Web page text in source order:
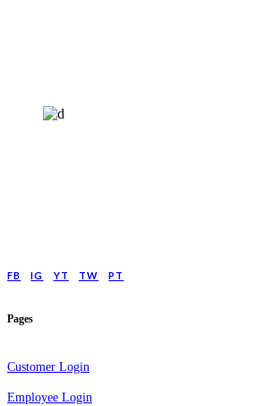
FB IG YT TW PT
Pages
Customer Login
Employee Login